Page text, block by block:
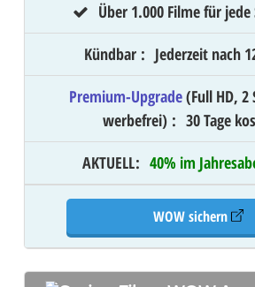
Über 1.000 Filme für
Kündbar : Jederzeit nach
Premium-Upgrade(Full HD, 2
werbefrei) : 30 Tage
AKTUELL: 40% im
WOW sichern